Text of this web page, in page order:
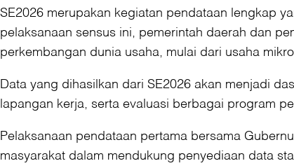
SE2026 merupakan kegiatan pendataan lengkap
pelaksanaan sensus ini, pemerintah daerah dan
perkembangan dunia usaha, mulai dari usaha
Data yang dihasilkan dari SE2026 akan menjadi
lapangan kerja, serta evaluasi berbagai program
Pelaksanaan pendataan pertama bersama
masyarakat dalam mendukung penyediaan data